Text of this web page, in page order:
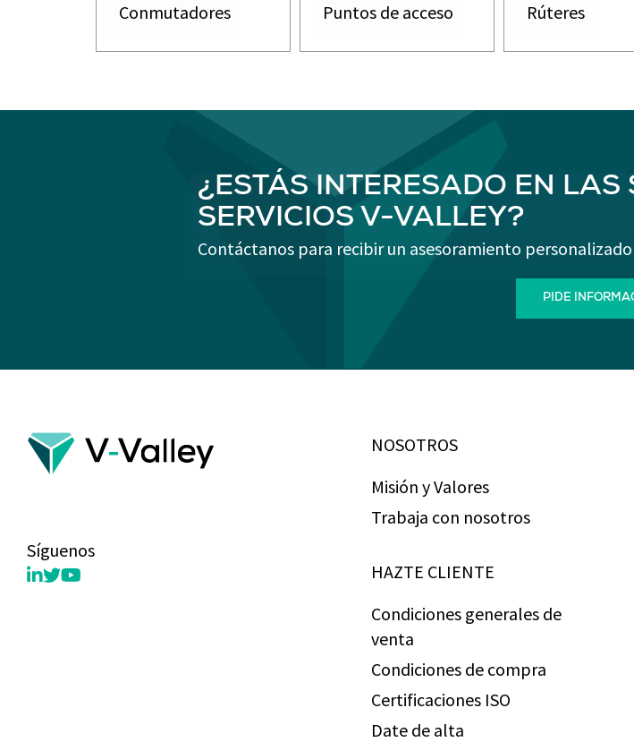
Conmutadores Puntos de acceso Rúteres
¿ESTÁS INTERESADO EN LAS
SERVICIOS V-VALLEY?
Contáctanos para recibir un asesoramiento personalizado
PIDE
Síguenos
NOSOTROS
Misión y Valores
Trabaja con nosotros
HAZTE CLIENTE
Condiciones generales de
venta
Condiciones de compra
Certificaciones ISO
Date de alta